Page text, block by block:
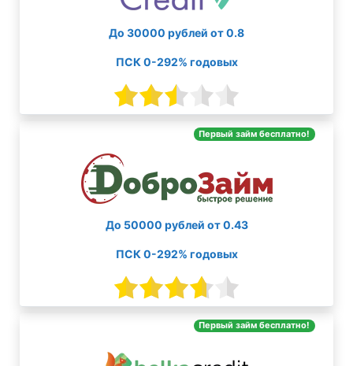
До 30000 рублей от 0.8
ПСК 0-292% годовых
Первый займ бесплатно!
До 50000 рублей от 0.43
ПСК 0-292% годовых
Первый займ бесплатно!